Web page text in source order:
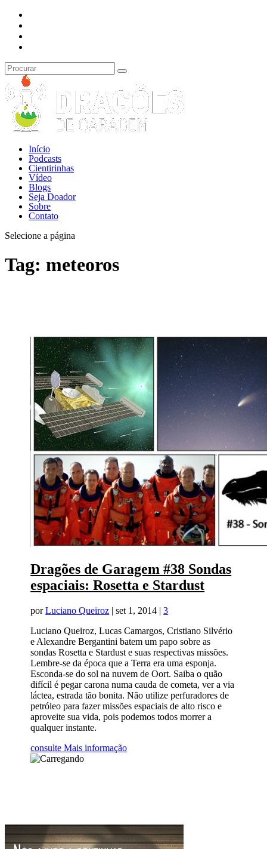
Início
Podcasts
Cientirinhas
Vídeo
Blogs
Seja Doador
Sobre
Contato
Selecione a página
Tag: meteoros
Dragões de Garagem #38 Sondas
espaciais: Rosetta e Stardust
porLuciano Queiroz |set 1, 2014 |3
Luciano Queiroz, Lucas Camargos, Cristiano Silvério
e Alexandre Bergantini batem um papo sobre as
sondas Rosetta e Stardust e suas respectivas missões.
Lembre-se da época que a Terra era uma esponja.
Esconda-se do sol na nuvem de Oort. Saiba o quão
difícil é pegar carona numa cauda de cometa, ver a via
láctea, estrada tão bonita. Não utilize perfuradores de
petróleo para fazer missões espaciais de alto risco e
aproveite sua vida, pois podemos todos morrer a
qualquer instante.
consulte Mais informação